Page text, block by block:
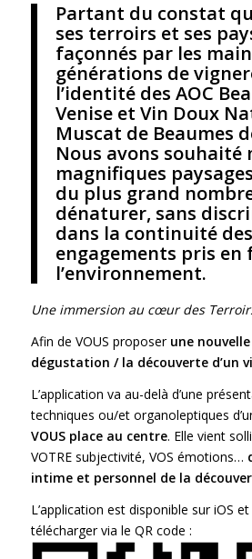
Partant du constat
ses terroirs et ses
façonnés par les
générations de
l’identité des AOC
Venise et Vin Doux
Muscat de Beaumes
Nous avons souhaité
magnifiques
du plus grand
dénaturer, sans
dans la continuité des
engagements pris en
l’environnement.
Une immersion au cœur des
Afin de VOUS proposer une
dégustation / la découverte d’un
L’application va au-delà d’une
techniques ou/et organoleptiques
VOUS place au centre. Elle vient
VOTRE subjectivité, VOS émotions…
intime et personnel de la
L’application est disponible sur iOS
télécharger via le QR code :